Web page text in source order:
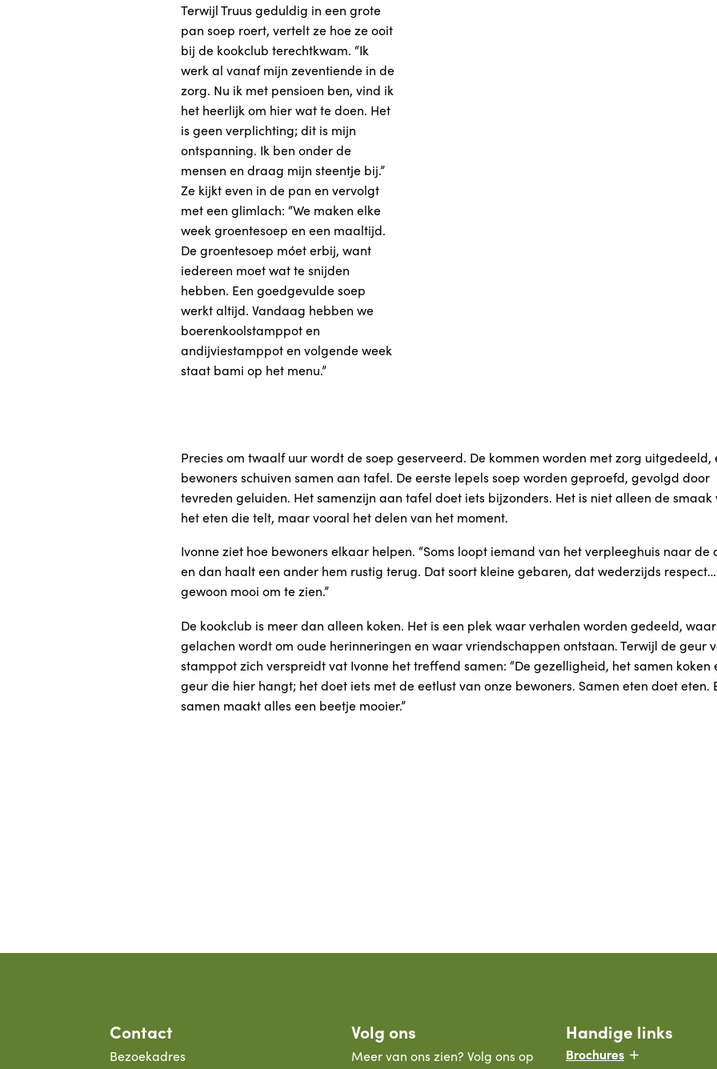
Terwijl Truus geduldig in een grote
pan soep roert, vertelt ze hoe ze ooit
bij de kookclub terechtkwam. “Ik
werk al vanaf mijn zeventiende in de
zorg. Nu ik met pensioen ben, vind ik
het heerlijk om hier wat te doen. Het
is geen verplichting; dit is mijn
ontspanning. Ik ben onder de
mensen en draag mijn steentje bij.”
Ze kijkt even in de pan en vervolgt
met een glimlach: “We maken elke
week groentesoep en een maaltijd.
De groentesoep móet erbij, want
iedereen moet wat te snijden
hebben. Een goedgevulde soep
werkt altijd. Vandaag hebben we
boerenkoolstamppot en
andijviestamppot en volgende week
staat bami op het menu.”
Precies om twaalf uur wordt de soep geserveerd. De kommen worden met zorg uitgedeeld,
bewoners schuiven samen aan tafel. De eerste lepels soep worden geproefd, gevolgd door
tevreden geluiden. Het samenzijn aan tafel doet iets bijzonders. Het is niet alleen de smaak
het eten die telt, maar vooral het delen van het moment.
Ivonne ziet hoe bewoners elkaar helpen. “Soms loopt iemand van het verpleeghuis naar de
en dan haalt een ander hem rustig terug. Dat soort kleine gebaren, dat wederzijds
gewoon mooi om te zien.”
De kookclub is meer dan alleen koken. Het is een plek waar verhalen worden gedeeld, waar
gelachen wordt om oude herinneringen en waar vriendschappen ontstaan. Terwijl de geur
stamppot zich verspreidt vat Ivonne het treffend samen: “De gezelligheid, het samen koken
geur die hier hangt; het doet iets met de eetlust van onze bewoners. Samen eten doet eten.
samen maakt alles een beetje mooier.”
Contact
Bezoekadres
Volg ons
Meer van ons zien? Volg ons op
Handige links
Brochures